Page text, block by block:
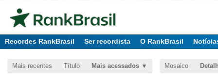
Recordes RankBrasil Ser recordista O RankBrasil
Mais recentes Título Mais acessados Mosaico